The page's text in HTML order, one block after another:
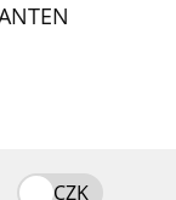
CZK